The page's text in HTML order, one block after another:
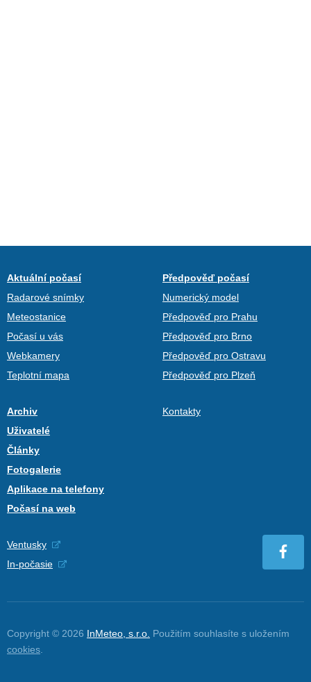
Aktuální počasí
Radarové snímky
Meteostanice
Počasí u vás
Webkamery
Teplotní mapa
Předpověď počasí
Numerický model
Předpověď pro Prahu
Předpověď pro Brno
Předpověď pro Ostravu
Předpověď pro Plzeň
Archiv
Uživatelé
Články
Fotogalerie
Aplikace na telefony
Počasí na web
Kontakty
Ventusky
In-počasie
Copyright © 2026 InMeteo, s.r.o. Použitím souhlasíte s uložením
cookies